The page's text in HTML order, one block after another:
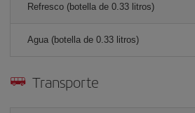
Refresco (botella de 0.33 litros)
Agua (botella de 0.33 litros)
Transporte